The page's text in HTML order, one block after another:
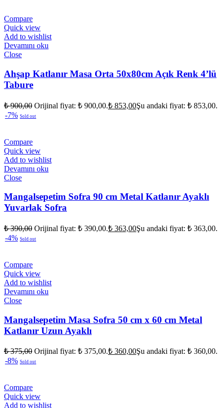
Compare
Quick view
Add to wishlist
Devamını oku
Close
Ahşap Katlanır Masa Orta 50x80cm Açık Renk 4’lü
Tabure
₺900,00 Orijinal fiyat: ₺ 900,00.₺ 853,00Şu andaki fiyat: ₺ 853,00.
-7% Sold out
Compare
Quick view
Add to wishlist
Devamını oku
Close
Mangalsepetim Sofra 90 cm Metal Katlanır Ayaklı
Yuvarlak Sofra
₺390,00 Orijinal fiyat: ₺ 390,00.₺ 363,00Şu andaki fiyat: ₺ 363,00.
-4% Sold out
Compare
Quick view
Add to wishlist
Devamını oku
Close
Mangalsepetim Masa Sofra 50 cm x 60 cm Metal
Katlanır Uzun Ayaklı
₺375,00 Orijinal fiyat: ₺ 375,00.₺ 360,00Şu andaki fiyat: ₺ 360,00.
-8% Sold out
Compare
Quick view
Add to wishlist